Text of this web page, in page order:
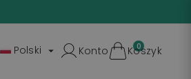
Polski  Konto 0
Koszyk